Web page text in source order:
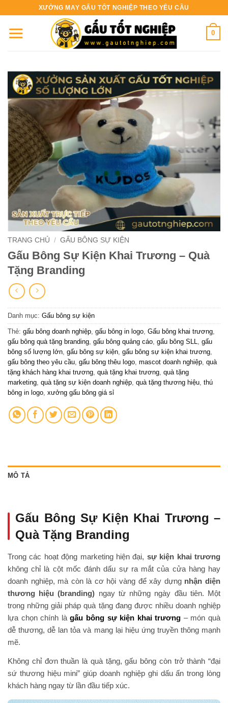
nội
XƯỞNG MAY GẤU TỐT NGHIỆP THEO YÊU CẦU
0
TRANG CHỦ / GẤU BÔNG SỰ KIỆN
Gấu Bông Sự Kiện Khai Trương – Quà
Tặng Branding
Danh mục: Gấu bông sự kiện
Thẻ: gấu bông doanh nghiệp gấu bông in logo Gấu bông khai trương
gấu bông quà tặng branding gấu bông quảng cáo gấu bông SLL
gấu
bông số lượng lớn gấu bông sự kiện gấu bông sự kiện khai trương
gấu bông theo yêu cầu gấu bông thêu logo mascot doanh nghiệp quà
tặng khách hàng khai trương quà tặng khai trương quà tặng
marketing quà tặng sự kiện doanh nghiệp quà tặng thương hiệu thú
bông in logo xưởng gấu bông giá sỉ
MÔ TẢ
Gấu Bông Sự Kiện Khai Trương –
Quà Tặng Branding
Trong các hoạt động marketing hiện đại, sự kiện khai trương
không chỉ là cột mốc đánh dấu sự ra mắt của cửa hàng hay
doanh nghiệp, mà còn là cơ hội vàng để xây dựng nhận diện
thương hiệu (branding) ngay từ những ngày đầu tiên. Một
trong những giải pháp quà tặng đang được nhiều doanh nghiệp
lựa chọn chính làgấu bông sự kiện khai trương – món quà
dễ thương, dễ lan tỏa và mang lại hiệu ứng truyền thông mạnh
mẽ.
Không chỉ đơn thuần là quà tặng, gấu bông còn trở thành “đại
sứ thương hiệu mini” giúp doanh nghiệp ghi dấu ấn trong lòng
khách hàng ngay từ lần đầu tiếp xúc.